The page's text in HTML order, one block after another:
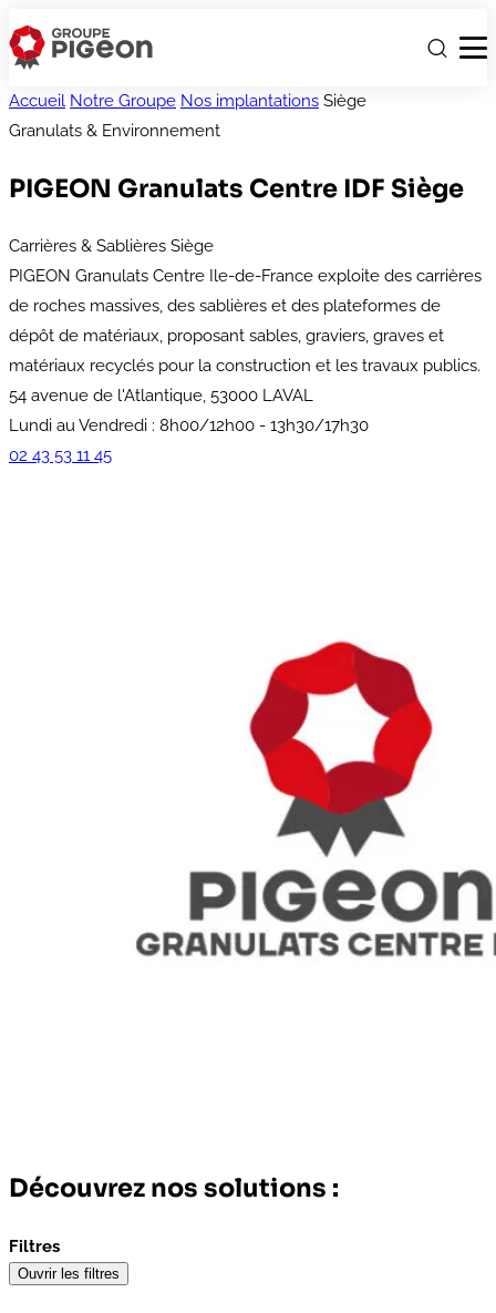
Accueil Notre Groupe Nos implantations Siège
Granulats & Environnement
PIGEON Granulats Centre IDF Siège
Carrières & Sablières Siège
PIGEON Granulats Centre Ile-de-France exploite des carrières
de roches massives, des sablières et des plateformes de
dépôt de matériaux, proposant sables, graviers, graves et
matériaux recyclés pour la construction et les travaux publics.
54 avenue de l'Atlantique, 53000 LAVAL
Lundi au Vendredi : 8h00/12h00 - 13h30/17h30
02 43 53 11 45
Découvrez nos solutions :
Filtres
Ouvrir les filtres